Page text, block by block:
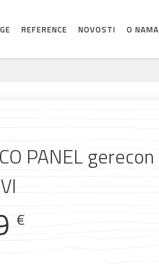
REFERENCE NOVOSTI O NAMA
PANEL gerecon
€